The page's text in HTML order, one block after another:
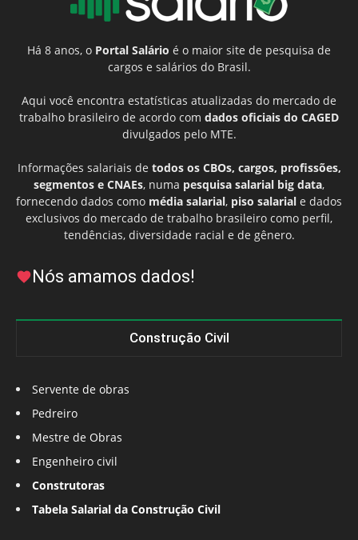
Há 8 anos, o Portal Salário é o maior site de pesquisa de
cargos e salários do Brasil.
Aqui você encontra estatísticas atualizadas do mercado de
trabalho brasileiro de acordo com dados oficiais do CAGED
divulgados pelo MTE.
Informações salariais de todos os CBOs, cargos, profissões,
segmentos e CNAEs, numa pesquisa salarial big data,
fornecendo dados como média salarial, piso salarial e dados
exclusivos do mercado de trabalho brasileiro como perfil,
tendências, diversidade racial e de gênero.
Nós amamos dados!
Construção Civil
Servente de obras
Pedreiro
Mestre de Obras
Engenheiro civil
Construtoras
Tabela Salarial da Construção Civil